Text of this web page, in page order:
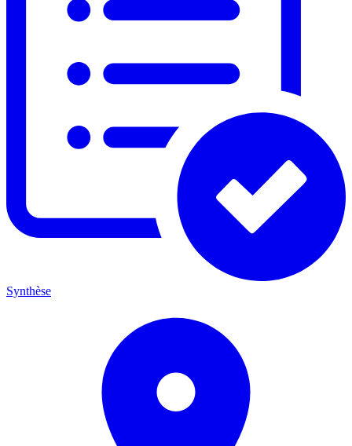
Synthèse